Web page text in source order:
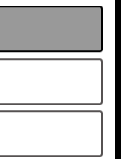
EVENTOS